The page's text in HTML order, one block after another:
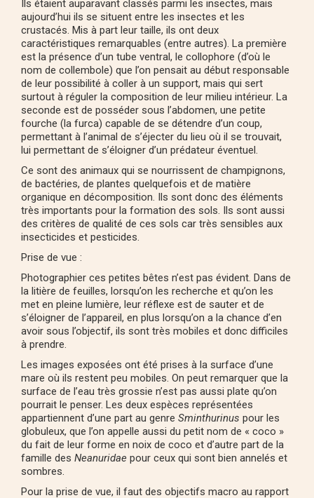
Ils étaient auparavant classés parmi les insectes, mais
aujourd’hui ils se situent entre les insectes et les
crustacés. Mis à part leur taille, ils ont deux
caractéristiques remarquables (entre autres). La première
est la présence d’un tube ventral, le collophore (d’où le
nom de collembole) que l’on pensait au début responsable
de leur possibilité à coller à un support, mais qui sert
surtout à réguler la composition de leur milieu intérieur. La
seconde est de posséder sous l’abdomen, une petite
fourche (la furca) capable de se détendre d’un coup,
permettant à l’animal de s’éjecter du lieu où il se trouvait,
lui permettant de s’éloigner d’un prédateur éventuel.
Ce sont des animaux qui se nourrissent de champignons,
de bactéries, de plantes quelquefois et de matière
organique en décomposition. Ils sont donc des éléments
très importants pour la formation des sols. Ils sont aussi
des critères de qualité de ces sols car très sensibles aux
insecticides et pesticides.
Prise de vue :
Photographier ces petites bêtes n’est pas évident. Dans de
la litière de feuilles, lorsqu’on les recherche et qu’on les
met en pleine lumière, leur réflexe est de sauter et de
s’éloigner de l’appareil, en plus lorsqu’on a la chance d’en
avoir sous l’objectif, ils sont très mobiles et donc difficiles
à prendre.
Les images exposées ont été prises à la surface d’une
mare où ils restent peu mobiles. On peut remarquer que la
surface de l’eau très grossie n’est pas aussi plate qu’on
pourrait le penser. Les deux espèces représentées
appartiennent d’une part au genre Sminthurinus pour les
globuleux, que l’on appelle aussi du petit nom de « coco »
du fait de leur forme en noix de coco et d’autre part de la
famille des Neanuridae pour ceux qui sont bien annelés et
sombres.
Pour la prise de vue, il faut des objectifs macro au rapport